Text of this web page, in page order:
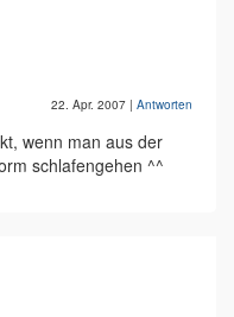
22. Apr. 2007 | Antworten
wenn man aus der
schlafengehen ^^